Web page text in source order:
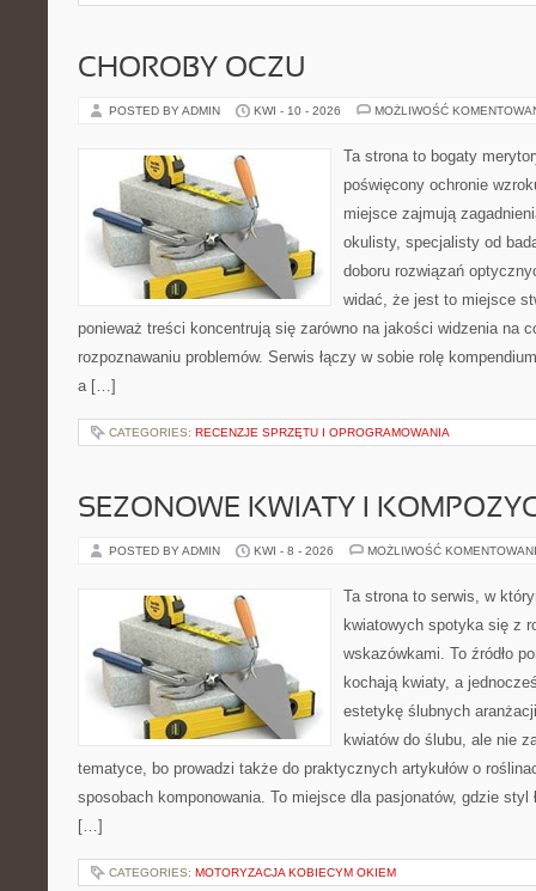
CHOROBY OCZU
POSTED BY ADMIN KWI - 10 - 2026 MOŻLIWOŚĆ
Ta strona to bogaty
poświęcony ochronie
miejsce zajmują
okulisty, specjalisty od
doboru rozwiązań
widać, że jest to miejsce
ponieważ treści koncentrują się zarówno na jakości widzenia na
rozpoznawaniu problemów. Serwis łączy w sobie rolę
a […]
CATEGORIES: RECENZJE SPRZĘTU I OPROGRAMOWANIA
SEZONOWE KWIATY I
POSTED BY ADMIN KWI - 8 - 2026 MOŻLIWOŚĆ
Ta strona to serwis, w
kwiatowych spotyka się z
wskazówkami. To źródło
kochają kwiaty, a
estetykę ślubnych
kwiatów do ślubu, ale nie
tematyce, bo prowadzi także do praktycznych artykułów o
sposobach komponowania. To miejsce dla pasjonatów, gdzie styl
[…]
CATEGORIES: MOTORYZACJA KOBIECYM OKIEM